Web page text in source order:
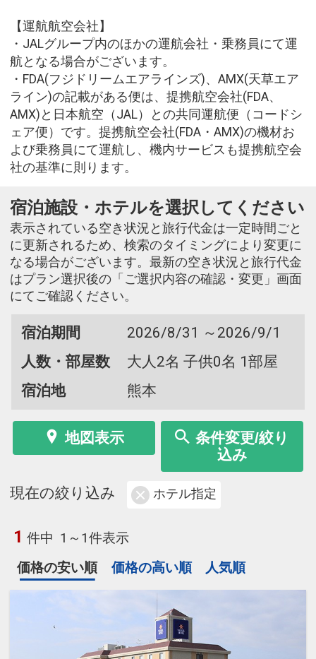
【運航航空会社】
・JALグループ内のほかの運航会社・乗務員にて運
航となる場合がございます。
・FDA(フジドリームエアラインズ)、AMX(天草エア
ライン)の記載がある便は、提携航空会社(FDA、
AMX)と日本航空（JAL）との共同運航便（コードシ
ェア便）です。提携航空会社(FDA・AMX)の機材お
よび乗務員にて運航し、機内サービスも提携航空会
社の基準に則ります。
宿泊施設・ホテルを選択してください
表示されている空き状況と旅行代金は一定時間ごと
に更新されるため、検索のタイミングにより変更に
なる場合がございます。最新の空き状況と旅行代金
はプラン選択後の「ご選択内容の確認・変更」画面
にてご確認ください。
宿泊期間
2026/8/31 ～2026/9/1
人数・部屋数
大人2名 子供0名 1部屋
宿泊地
熊本
地図表示
条件変更/絞り
込み
現在の絞り込み ホテル指定
1 件中 1～1件表示
価格の安い順
価格の高い順 人気順